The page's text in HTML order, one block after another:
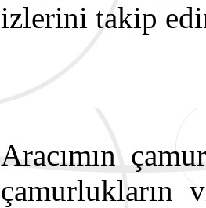
izlerini takip
Aracımın
çamurlukların